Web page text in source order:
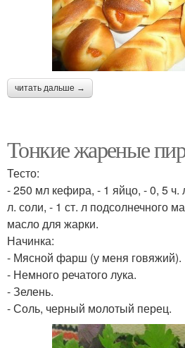
читать дальше →
Тонкие жареные
Тесто:
- 250 мл кефира, - 1 яйцо, - 0, 5 ч.
л. соли, - 1 ст. л подсолнечного
масло для жарки.
Начинка:
- Мясной фарш (у меня говяжий).
- Немного речатого лука.
- Зелень.
- Соль, черный молотый перец.